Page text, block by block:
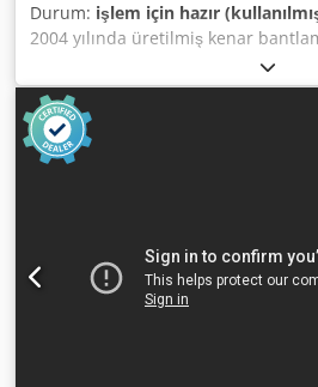
Durum: işlem için hazır
2004 yılında üretilmiş kenar
BRANDT KDF 560 modeli,
ünite ayar özelliğine sahiptir ve 0,4
kalınlıkları ile 8 ila 50 mm arası iş
uygun olup, hem ince hem de kalın
işlemleri için idealdir. Makine, ön
makinesini değerlendirin. Daha
iletişime geçin. • Sürücü türü: 400 V
elektronik bağlantı: 400 V / 50 Hz /